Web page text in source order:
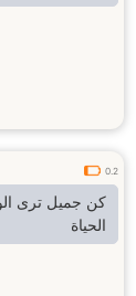
0.2
الحياة